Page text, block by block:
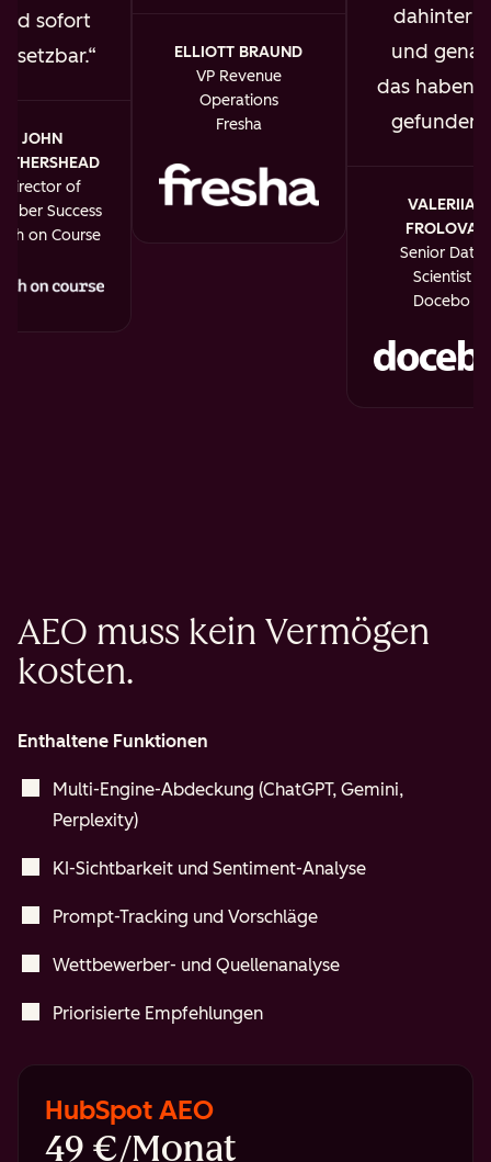
sofort
JOHN
Director of
Success
on Course
ELLIOTT BRAUND
VP Revenue
Operations
Fresha
dahinter –
und genau
das haben
gefunden.
VALERIIA
FROLOVA
Senior Data
Scientist
Docebo
AEO muss kein Vermögen
kosten.
Enthaltene Funktionen
Multi-Engine-Abdeckung (ChatGPT, Gemini,
Perplexity)
KI-Sichtbarkeit und Sentiment-Analyse
Prompt-Tracking und Vorschläge
Wettbewerber- und Quellenanalyse
Priorisierte Empfehlungen
HubSpot AEO
49 €/Monat